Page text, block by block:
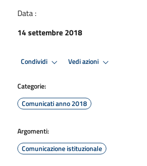
Data :
14 settembre 2018
Condividi Vedi azioni
Categorie:
Comunicati anno 2018
Argomenti:
Comunicazione istituzionale